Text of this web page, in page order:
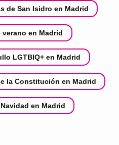
de San Isidro en Madrid
verano en Madrid
LGTBIQ+ en Madrid
la Constitución en Madrid
en Madrid